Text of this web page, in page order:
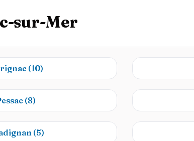
sur-Mer
(10)
(8)
(5)